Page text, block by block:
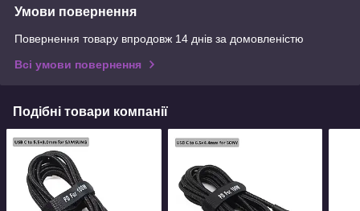
Умови повернення
Повернення товару впродовж 14 днів за домовленістю
Всі умови повернення
Подібні товари компанії